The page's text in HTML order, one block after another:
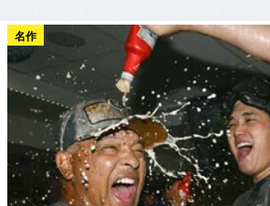
名作